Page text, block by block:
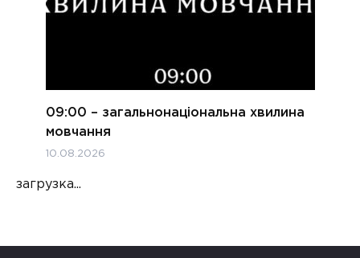
09:00 – загальнонаціональна хвилина
мовчання
10.08.2026
загрузка...